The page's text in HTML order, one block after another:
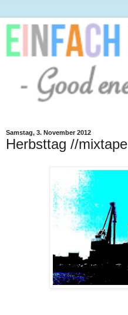
Samstag, 3. November 2012
Herbsttag //mixtape